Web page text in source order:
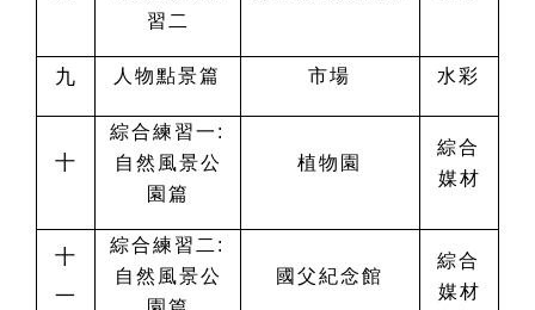
習二
九 人物點景篇 市場 水彩
十
綜合練習一:
自然風景公
園篇
植物園
綜合
媒材
十
一
綜合練習二:
自然風景公
國父紀念館
綜合
媒材